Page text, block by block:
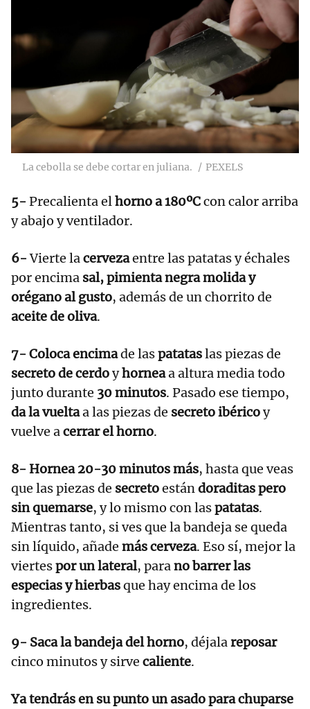
La cebolla se debe cortar en juliana. PEXELS
5- Precalienta elhorno a 180ºCcon calor arriba
y abajo y ventilador.
6-Vierte lacervezaentre las patatas y échales
por encima sal, pimienta negra molida y
orégano al gusto, además de un chorrito de
aceite de oliva.
7- Coloca encimade laspatataslas piezas de
secreto de cerdoyhorneaa altura media todo
junto durante 30 minutos. Pasado ese tiempo,
da la vueltaa las piezas de secreto ibéricoy
vuelve acerrar el horno.
8- Hornea 20-30 minutos más, hasta que veas
que las piezas de secretoestándoraditas pero
sin quemarse, y lo mismo con laspatatas.
Mientras tanto, si ves que la bandeja se queda
sin líquido, añade más cerveza. Eso sí, mejor la
viertespor un lateral, parano barrer las
especias y hierbasque hay encima de los
ingredientes.
9- Saca la bandeja del horno, déjalareposar
cinco minutos y sirve caliente.
Ya tendrás en su punto un asado para chuparse